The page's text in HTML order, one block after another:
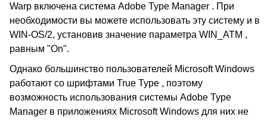
Warp включена система Adobe Type Manager . При
необходимости вы можете использовать эту систему и в
WIN-OS/2, установив значение параметра WIN_ATM ,
равным "On".
Однако большинство пользователей Microsoft Windows
работают со шрифтами True Type , поэтому
возможность использования системы Adobe Type
Manager в приложениях Microsoft Windows для них не